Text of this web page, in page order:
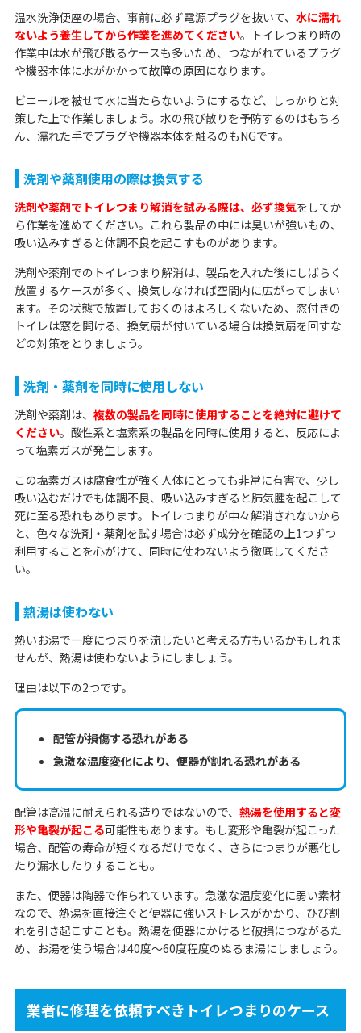
温水洗浄便座の場合、事前に必ず電源プラグを抜いて、 水に濡れ
ないよう養生してから作業を進めてください。トイレつまり時の
作業中は水が飛び散るケースも多いため、つながれているプラグ
や機器本体に水がかかって故障の原因になります。
ビニールを被せて水に当たらないようにするなど、しっかりと対
策した上で作業しましょう。水の飛び散りを予防するのはもちろ
ん、濡れた手でプラグや機器本体を触るのもNGです。
洗剤や薬剤使用の際は換気する
洗剤や薬剤でトイレつまり解消を試みる際は、必ず換気をしてか
ら作業を進めてください。これら製品の中には臭いが強いもの、
吸い込みすぎると体調不良を起こすものがあります。
洗剤や薬剤でのトイレつまり解消は、製品を入れた後にしばらく
放置するケースが多く、換気しなければ空間内に広がってしまい
ます。その状態で放置しておくのはよろしくないため、窓付きの
トイレは窓を開ける、換気扇が付いている場合は換気扇を回すな
どの対策をとりましょう。
洗剤・薬剤を同時に使用しない
洗剤や薬剤は、 複数の製品を同時に使用することを絶対に避けて
ください。酸性系と塩素系の製品を同時に使用すると、反応によ
って塩素ガスが発生します。
この塩素ガスは腐食性が強く人体にとっても非常に有害で、少し
吸い込むだけでも体調不良、吸い込みすぎると肺気腫を起こして
死に至る恐れもあります。トイレつまりが中々解消されないから
と、色々な洗剤・薬剤を試す場合は必ず成分を確認の上1つずつ
利用することを心がけて、同時に使わないよう徹底してくださ
い。
熱湯は使わない
熱いお湯で一度につまりを流したいと考える方もいるかもしれま
せんが、熱湯は使わないようにしましょう。
理由は以下の2つです。
配管が損傷する恐れがある
急激な温度変化により、便器が割れる恐れがある
配管は高温に耐えられる造りではないので、 熱湯を使用すると変
形や亀裂が起こる可能性もあります。もし変形や亀裂が起こった
場合、配管の寿命が短くなるだけでなく、さらにつまりが悪化し
たり漏水したりすることも。
また、便器は陶器で作られています。急激な温度変化に弱い素材
なので、熱湯を直接注ぐと便器に強いストレスがかかり、ひび割
れを引き起こすことも。熱湯を便器にかけると破損につながるた
め、お湯を使う場合は40度〜60度程度のぬるま湯にしましょう。
業者に修理を依頼すべきトイレつまりのケース